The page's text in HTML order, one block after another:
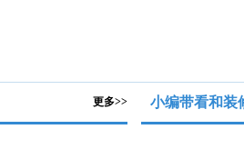
更多>> 小编带看和装